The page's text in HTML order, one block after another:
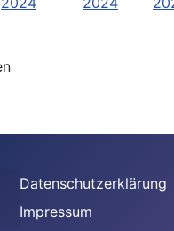
Datenschutzerklärung
Impressum